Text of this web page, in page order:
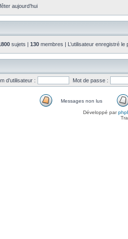
aujourd’hui
sujets | 130 membres | L’utilisateur enregistré
d’utilisateur : Mot de passe :
Messages non lus
Développé par